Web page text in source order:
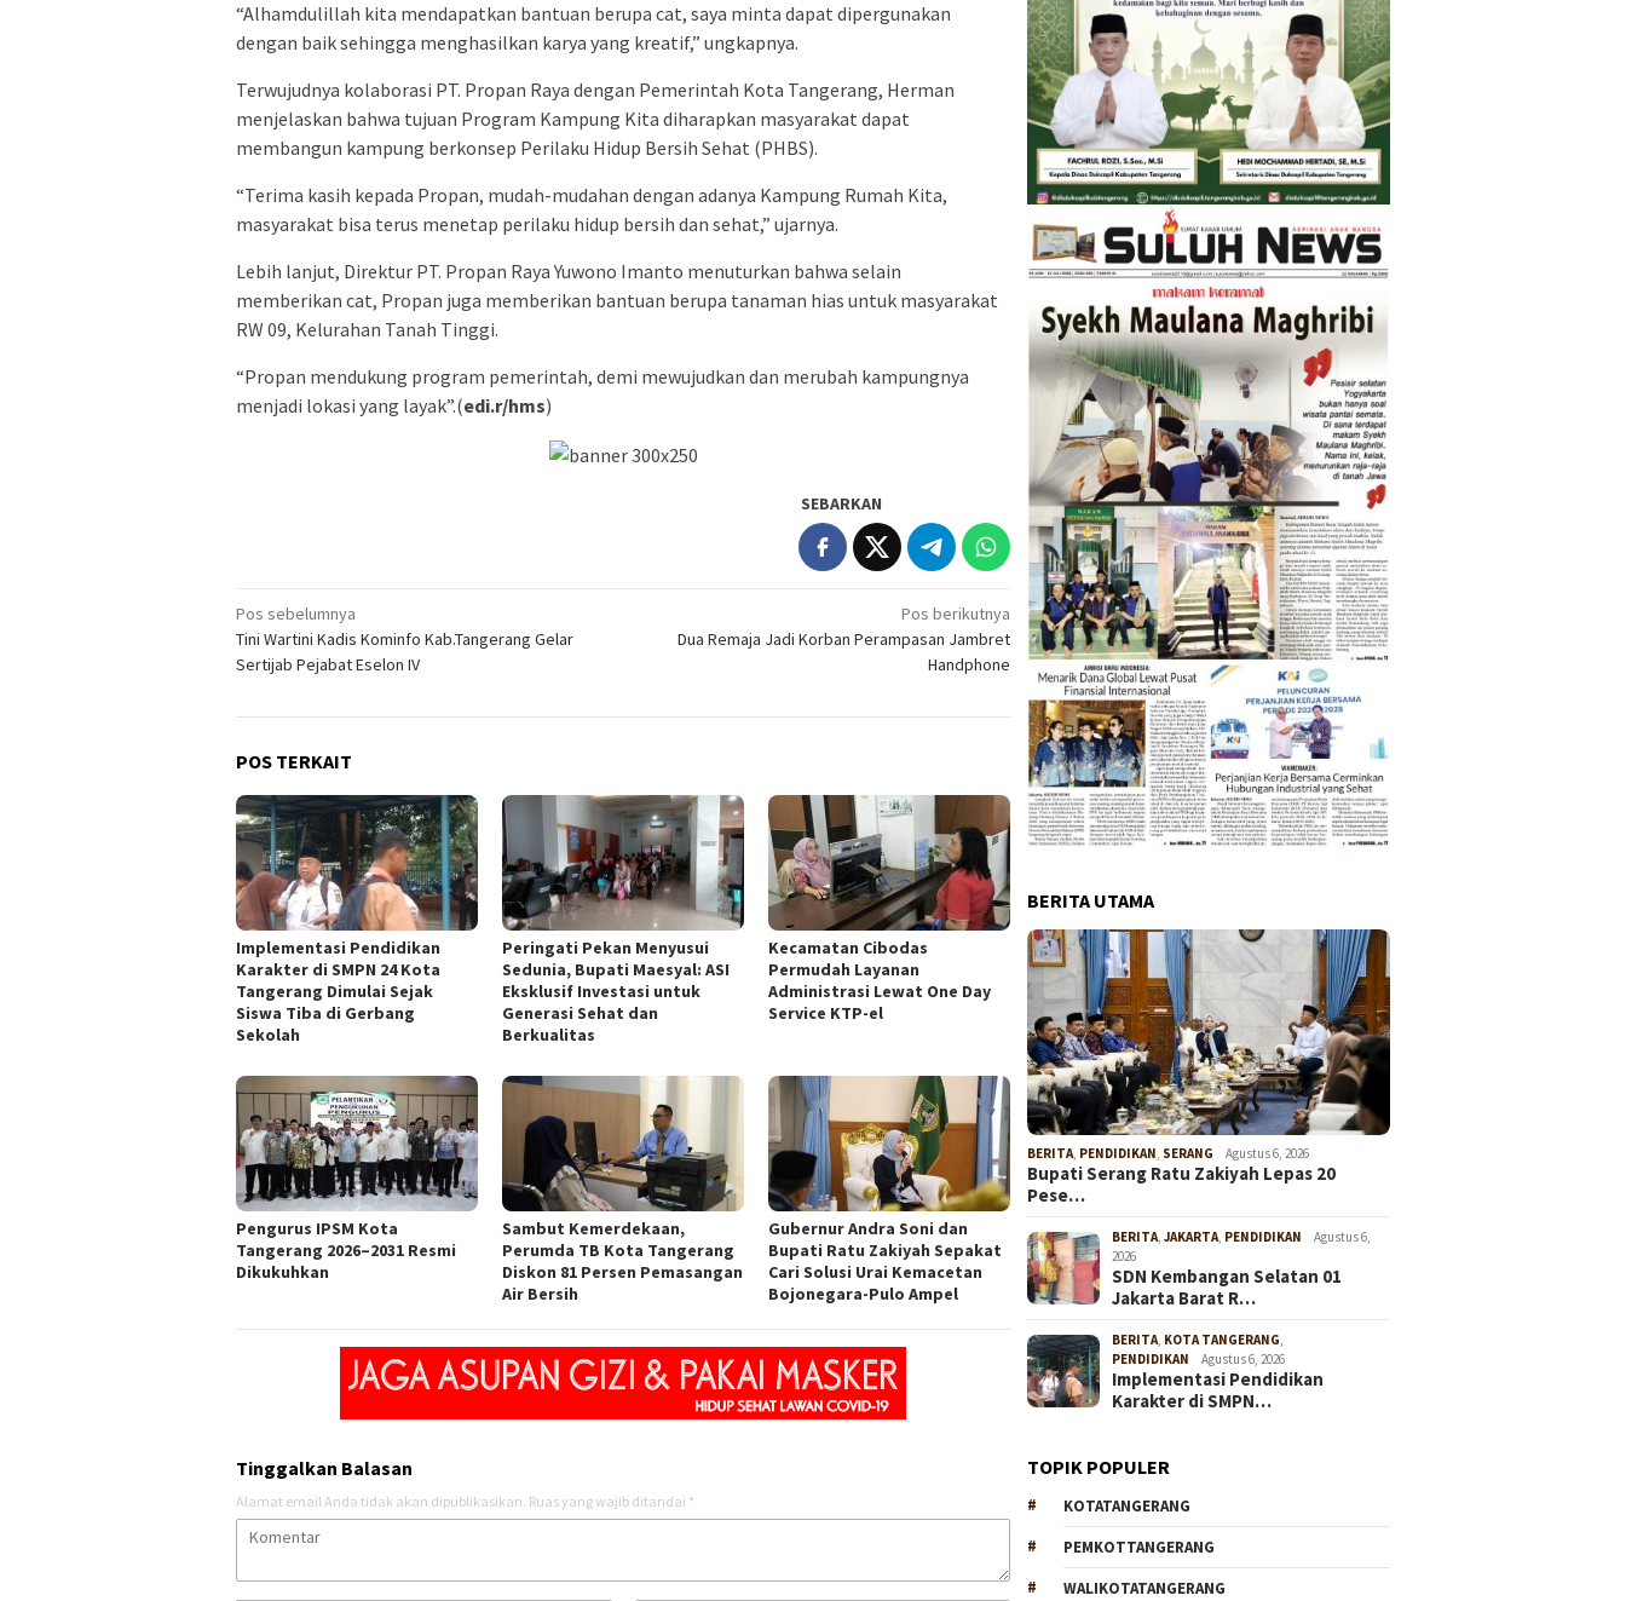
“Alhamdulillah kita mendapatkan bantuan berupa cat, saya minta dapat dipergunakan
dengan baik sehingga menghasilkan karya yang kreatif,” ungkapnya.
Terwujudnya kolaborasi PT. Propan Raya dengan Pemerintah Kota Tangerang, Herman
menjelaskan bahwa tujuan Program Kampung Kita diharapkan masyarakat dapat
membangun kampung berkonsep Perilaku Hidup Bersih Sehat (PHBS).
“Terima kasih kepada Propan, mudah-mudahan dengan adanya Kampung Rumah Kita,
masyarakat bisa terus menetap perilaku hidup bersih dan sehat,” ujarnya.
Lebih lanjut, Direktur PT. Propan Raya Yuwono Imanto menuturkan bahwa selain
memberikan cat, Propan juga memberikan bantuan berupa tanaman hias untuk masyarakat
RW 09, Kelurahan Tanah Tinggi.
“Propan mendukung program pemerintah, demi mewujudkan dan merubah kampungnya
menjadi lokasi yang layak”.(edi.r/hms)
SEBARKAN
Navigasi
pos
Pos sebelumnya
Tini Wartini Kadis Kominfo Kab.Tangerang Gelar
Sertijab Pejabat Eselon IV
Pos berikutnya
Dua Remaja Jadi Korban Perampasan Jambret
Handphone
POS TERKAIT
Implementasi Pendidikan
Karakter di SMPN 24 Kota
Tangerang Dimulai Sejak
Siswa Tiba di Gerbang
Sekolah
Peringati Pekan Menyusui
Sedunia, Bupati Maesyal: ASI
Eksklusif Investasi untuk
Generasi Sehat dan
Berkualitas
Kecamatan Cibodas
Permudah Layanan
Administrasi Lewat One Day
Service KTP-el
Pengurus IPSM Kota
Tangerang 2026–2031 Resmi
Dikukuhkan
Sambut Kemerdekaan,
Perumda TB Kota Tangerang
Diskon 81 Persen Pemasangan
Air Bersih
Gubernur Andra Soni dan
Bupati Ratu Zakiyah Sepakat
Cari Solusi Urai Kemacetan
Bojonegara-Pulo Ampel
Tinggalkan Balasan
Alamat email Anda tidak akan dipublikasikan. Ruas yang wajib ditandai *
BERITA UTAMA
BERITA, PENDIDIKAN, SERANG Agustus 6, 2026
Bupati Serang Ratu Zakiyah Lepas 20
Pese…
BERITA,JAKARTA, PENDIDIKAN
Agustus 6,
2026
SDN Kembangan Selatan 01
Jakarta Barat R…
BERITA, KOTA TANGERANG,
PENDIDIKAN
Agustus 6, 2026
Implementasi Pendidikan
Karakter di SMPN…
TOPIK POPULER
KOTATANGERANG
PEMKOTTANGERANG
WALIKOTATANGERANG